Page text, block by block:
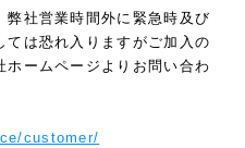
弊社営業時間外に緊急時及び
は恐れ入りますがご加入の
ームページよりお問い合わ
customer/